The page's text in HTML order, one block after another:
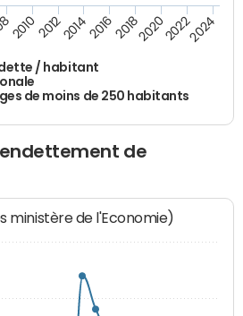
/ habitant
de moins de 250 habitants
20102012201420162018202020222024
de
ministère de l'Economie)